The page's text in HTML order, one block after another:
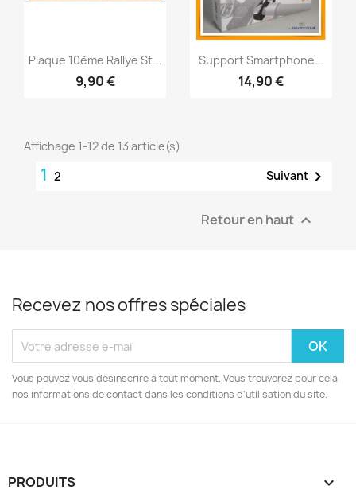
Aperçu rapide
Plaque 10ème Rallye St...
9,90 €
Aperçu rapide
Support Smartphone...
14,90 €
Affichage 1-12 de 13 article(s)
1 2 Suivant 
Retour en haut 
Recevez nos offres spéciales
Vous pouvez vous désinscrire à tout moment. Vous trouverez pour cela
nos informations de contact dans les conditions d'utilisation du site.
PRODUITS 